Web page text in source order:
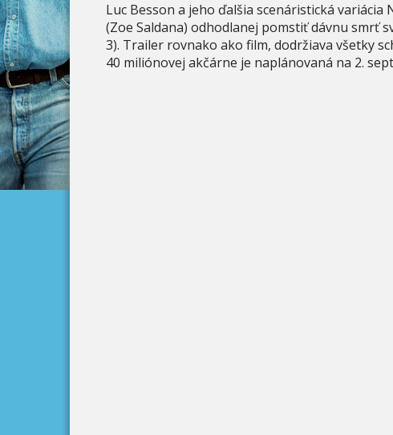
Luc Besson a jeho ďalšia scenáristická
(Zoe Saldana) odhodlanej pomstiť dávnu smrť
3). Trailer rovnako ako film, dodržiava všetky
40 miliónovej akčárne je naplánovaná na 2.